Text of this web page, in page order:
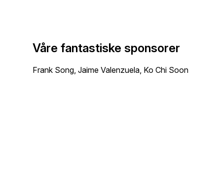
Våre fantastiske sponsorer
Frank Song, Jaime Valenzuela, Ko Chi Soon